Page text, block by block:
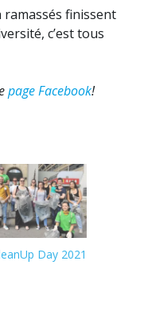
ramassés finissent
c’est tous
page Facebook!
Day 2021